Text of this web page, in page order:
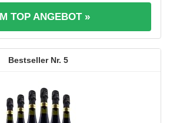
TOP ANGEBOT »
5